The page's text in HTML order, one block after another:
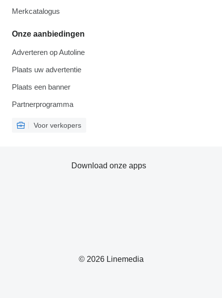
Merkcatalogus
Onze aanbiedingen
Adverteren op Autoline
Plaats uw advertentie
Plaats een banner
Partnerprogramma
Voor verkopers
© 2026 Linemedia
Download onze apps